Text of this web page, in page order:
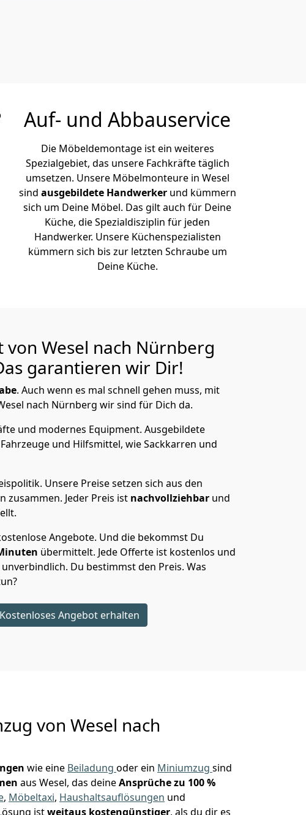
Auf- und Abbauservice
Die Möbeldemontage ist ein weiteres
Spezialgebiet, das unsere Fachkräfte täglich
umsetzen. Unsere Möbelmonteure in Wesel
sind ausgebildete Handwerker und kümmern
sich um Deine Möbel. Das gilt auch für Deine
Küche, die Spezialdisziplin für jeden
Handwerker. Unsere Küchenspezialisten
kümmern sich bis zur letzten Schraube um
Deine Küche.
von Wesel nach Nürnberg
garantieren wir Dir!
. Auch wenn es mal schnell gehen muss, mit
nach Nürnberg wir sind für Dich da.
und modernes Equipment. Ausgebildete
und Hilfsmittel, wie Sackkarren und
Unsere Preise setzen sich aus den
zusammen. Jeder Preis ist nachvollziehbar und
Angebote. Und die bekommst Du
übermittelt. Jede Offerte ist kostenlos und
Du bestimmst den Preis. Was
Kostenloses Angebot erhalten
von Wesel nach
wie eine Beiladung oder ein Miniumzug sind
aus Wesel, das deineAnsprüche zu 100 %
, Möbeltaxi, Haushaltsauflösungen und
istweitaus kostengünstiger, als du dir es